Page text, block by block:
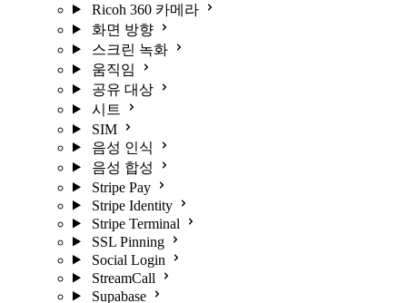
Ricoh 360 카메라
화면 방향
스크린 녹화
움직임
공유 대상
시트
SIM
음성 인식
음성 합성
Stripe Pay
Stripe Identity
Stripe Terminal
SSL Pinning
Social Login
StreamCall
Supabase